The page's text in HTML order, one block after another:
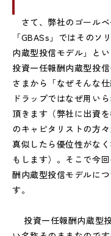
さて、弊社のゴール
「GBASs」ではそのソ
内蔵型投信モデル」と
投資一任報酬内蔵型投
さまから「なぜそんな
ドラップではなぜ用い
頂きます（弊社に出資
のキャピタリストの方
真似したら優位性がな
もします）。そこで今
酬内蔵型投信モデルに
す。
投資一任報酬内蔵型